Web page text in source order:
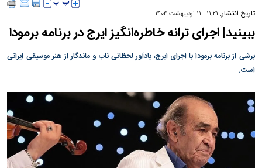
تاریخ انتشار: ۱۱:۲۱ - ۱۱ ارديبهشت ۱۴۰۴
ببینید| اجرای ترانه خاطره‌انگیز ایرج در برنامه برمودا
برشی از برنامه برمودا با اجرای ایرج، یادآور لحظاتی ناب و ماندگار از هنر موسیقی ایرانی
است.